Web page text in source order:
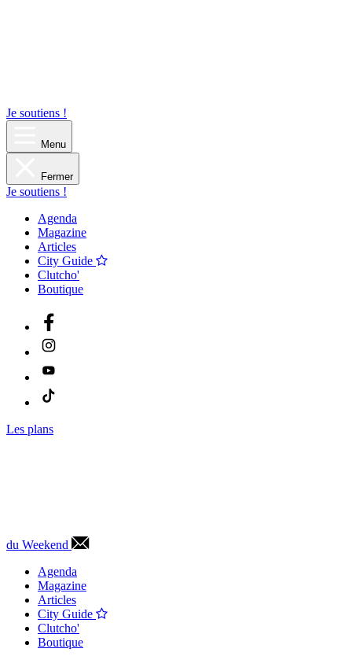
Je soutiens !
Menu
Fermer
Je soutiens !
Agenda
Magazine
Articles
City Guide
Clutcho'
Boutique
Les plans
du Weekend
Agenda
Magazine
Articles
City Guide
Clutcho'
Boutique